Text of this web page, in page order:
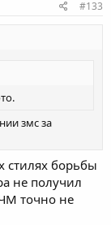
#133
змс за
стилях борьбы
не получил
точно не